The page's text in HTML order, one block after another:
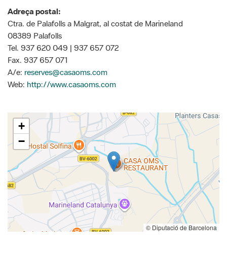
Adreça postal:
Ctra. de Palafolls a Malgrat, al costat de Marineland
08389 Palafolls
Tel. 937 620 049 | 937 657 072
Fax. 937 657 071
A/e: reserves@casaoms.com
Web: http://www.casaoms.com
+
−
© Diputació de Barcelona